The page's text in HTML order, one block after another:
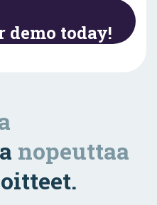
demo today!
nopeuttaa